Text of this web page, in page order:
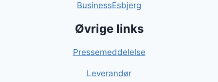
BusinessEsbjerg
Øvrige links
Pressemeddelelse
Leverandør